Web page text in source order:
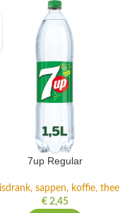
7up Regular
sappen, koffie, thee
€2,45